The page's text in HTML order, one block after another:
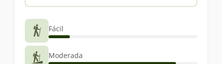
Fácil
Moderada